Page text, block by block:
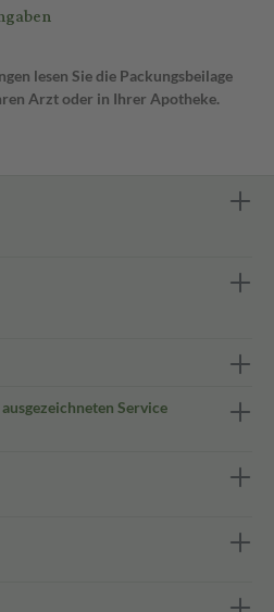
lesen Sie die Packungsbeilage
Arzt oder in Ihrer Apotheke.
Service